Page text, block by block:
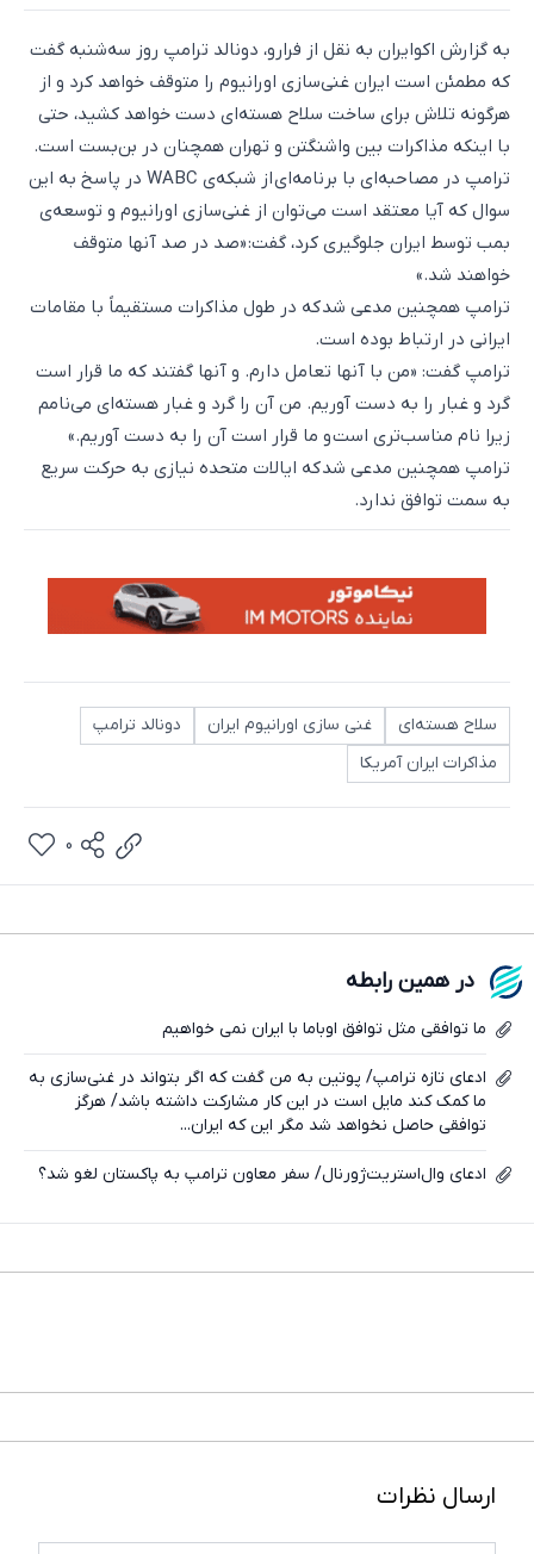
به گزارش اکوایران به نقل از فرارو، دونالد ترامپ روز سه‌شنبه گفت
که مطمئن است ایران غنی‌سازی اورانیوم را متوقف خواهد کرد و از
هرگونه تلاش برای ساخت سلاح هسته‌ای دست خواهد کشید، حتی
با اینکه مذاکرات بین واشنگتن و تهران همچنان در بن‌بست است.
ترامپ در مصاحبه‌ای با برنامه‌‌ای از شبکه‌ی WABC در پاسخ به این
سوال که آیا معتقد است می‌توان از غنی‌سازی اورانیوم و توسعه‌ی
بمب توسط ایران جلوگیری کرد، گفت: «صد در صد آنها متوقف
خواهند شد.»
ترامپ همچنین مدعی شد که در طول مذاکرات مستقیماً با مقامات
ایرانی در ارتباط بوده است.
ترامپ گفت: «من با آنها تعامل دارم. و آنها گفتند که ما قرار است
گرد و غبار را به دست آوریم. من آن را گرد و غبار هسته‌ای می‌نامم
زیرا نام مناسب‌تری است و ما قرار است آن را به دست آوریم.»
ترامپ همچنین مدعی شد که ایالات متحده نیازی به حرکت سریع
به سمت توافق ندارد.
سلاح هسته‌ای غنی سازی اورانیوم ایران
دونالد ترامپ
مذاکرات ایران آمریکا
تلگرام
واتساپ
فیسبوک
ایکس
0
در همین رابطه
ما توافقی مثل توافق اوباما با ایران نمی خواهیم
ادعای تازه ترامپ/ پوتین به من گفت که اگر بتواند در غنی‌سازی به
ما کمک کند مایل است در این کار مشارکت داشته باشد/ هرگز
توافقی حاصل نخواهد شد مگر این که ایران...
ادعای وال‌استریت‌ژورنال/ سفر معاون ترامپ به پاکستان لغو شد؟
ارسال نظرات